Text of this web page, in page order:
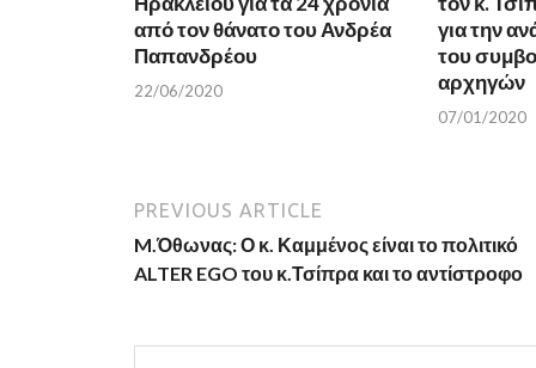
από τον θάνατο του Ανδρέα
Παπανδρέου
22/06/2020
για την
του
αρχηγών
07/01/2020
PREVIOUS ARTICLE
M.Όθωνας: Ο κ. Καμμένος είναι το πολιτικό
ALTER EGO του κ.Τσίπρα και το αντίστροφο